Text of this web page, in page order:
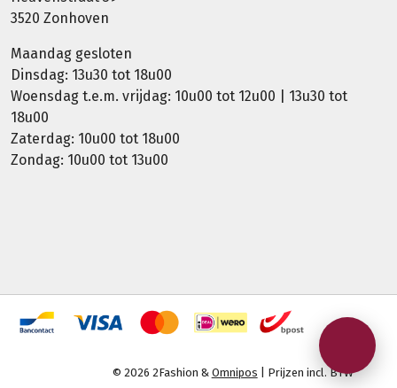
3520 Zonhoven
Maandag gesloten
Dinsdag: 13u30 tot 18u00
Woensdag t.e.m. vrijdag: 10u00 tot 12u00 | 13u30 tot
18u00
Zaterdag: 10u00 tot 18u00
Zondag: 10u00 tot 13u00
© 2026 2Fashion & Omnipos | Prijzen incl. BTW